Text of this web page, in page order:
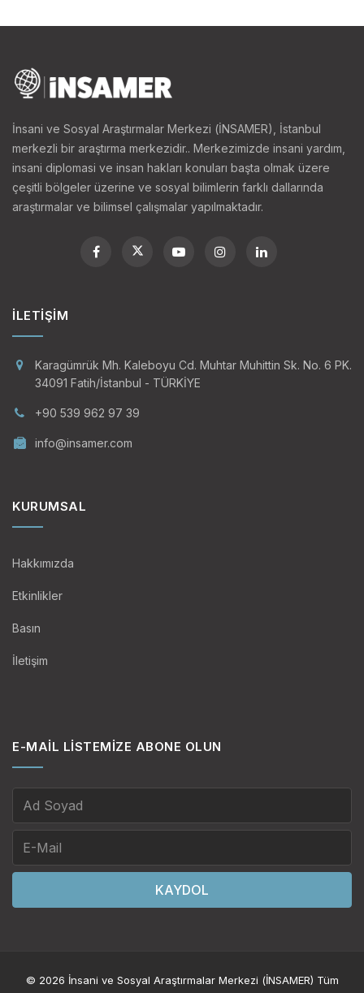
İnsani ve Sosyal Araştırmalar Merkezi (İNSAMER), İstanbul
merkezli bir araştırma merkezidir.. Merkezimizde insani yardım,
insani diplomasi ve insan hakları konuları başta olmak üzere
çeşitli bölgeler üzerine ve sosyal bilimlerin farklı dallarında
araştırmalar ve bilimsel çalışmalar yapılmaktadır.
İLETIŞIM
Karagümrük Mh. Kaleboyu Cd. Muhtar Muhittin Sk. No. 6 PK.
34091 Fatih/İstanbul - TÜRKİYE
+90 539 962 97 39
info@insamer.com
KURUMSAL
Hakkımızda
Etkinlikler
Basın
İletişim
E-MAIL LISTEMIZE ABONE OLUN
KAYDOL
© 2026 İnsani ve Sosyal Araştırmalar Merkezi (İNSAMER) Tüm